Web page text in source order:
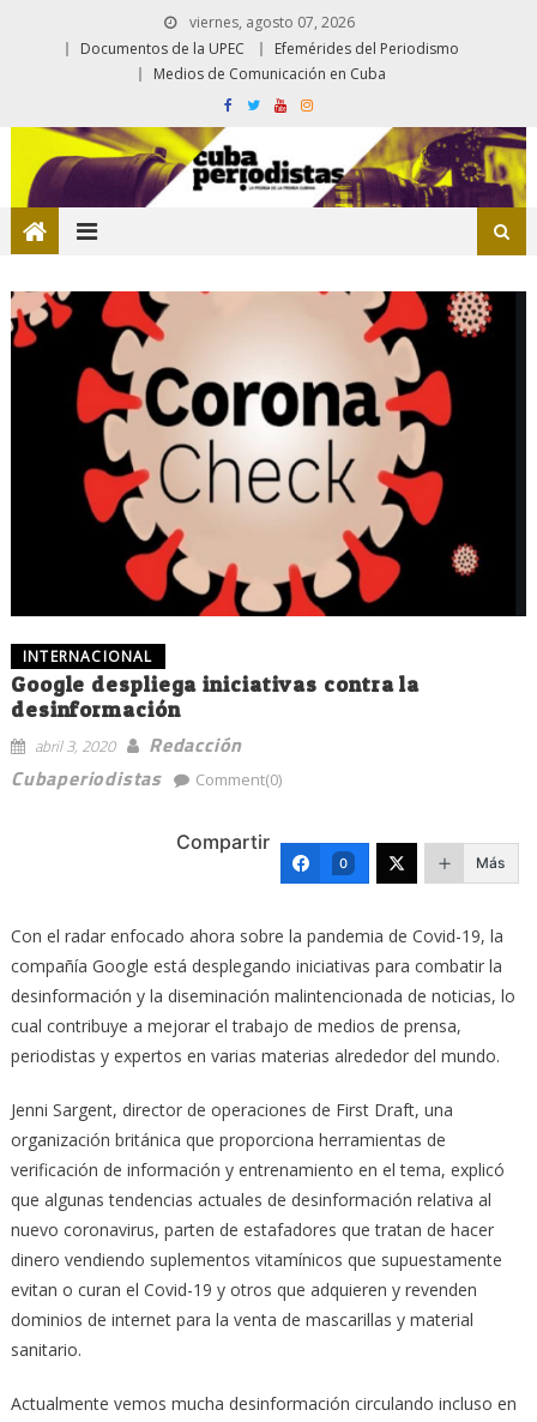
viernes, agosto 07, 2026
Documentos de la UPEC
Efemérides del Periodismo
Medios de Comunicación en Cuba
INTERNACIONAL
Google despliega iniciativas contra la
desinformación
abril 3, 2020
Redacción
Cubaperiodistas
Comment(0)
Compartir
0 Más
Con el radar enfocado ahora sobre la pandemia de Covid-19, la
compañía Google está desplegando iniciativas para combatir la
desinformación y la diseminación malintencionada de noticias, lo
cual contribuye a mejorar el trabajo de medios de prensa,
periodistas y expertos en varias materias alrededor del mundo.
Jenni Sargent, director de operaciones de First Draft, una
organización británica que proporciona herramientas de
verificación de información y entrenamiento en el tema, explicó
que algunas tendencias actuales de desinformación relativa al
nuevo coronavirus, parten de estafadores que tratan de hacer
dinero vendiendo suplementos vitamínicos que supuestamente
evitan o curan el Covid-19 y otros que adquieren y revenden
dominios de internet para la venta de mascarillas y material
sanitario.
Actualmente vemos mucha desinformación circulando incluso en